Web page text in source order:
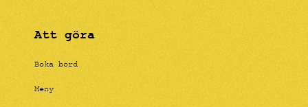
Att göra
Boka bord
Meny